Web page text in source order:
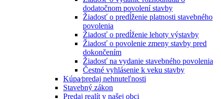
dodatočnom povolení stavby
Žiadosť o predĺženie platnosti stavebného
povolenia
Žiadosť o predĺženie lehoty výstavby
Žiadosť o povolenie zmeny stavby pred
dokončením
Žiadosť na vydanie stavebného povolenia
Čestné vyhlásenie k veku stavby
Kúpa⁄predaj nehnuteľnosti
Stavebný zákon
Predaj realít v našej obci